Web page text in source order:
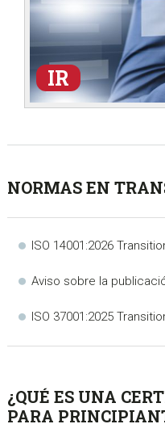
IR
NORMAS EN
ISO 14001:2026
Aviso sobre la
ISO 37001:2025
¿QUÉ ES UNA
PARA